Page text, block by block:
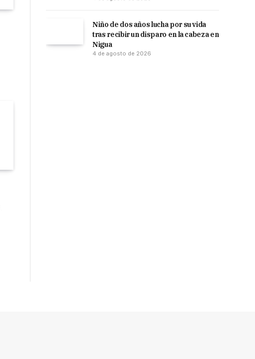
Niño de dos años lucha por su vida
tras recibir un disparo en la cabeza en
Nigua
4 de agosto de 2026